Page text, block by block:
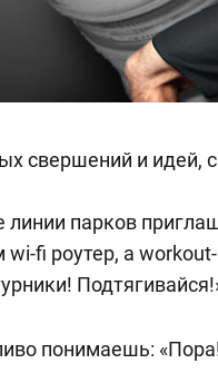
свершений и идей,
линии парков
wi-fi роутер, а
понимаешь: